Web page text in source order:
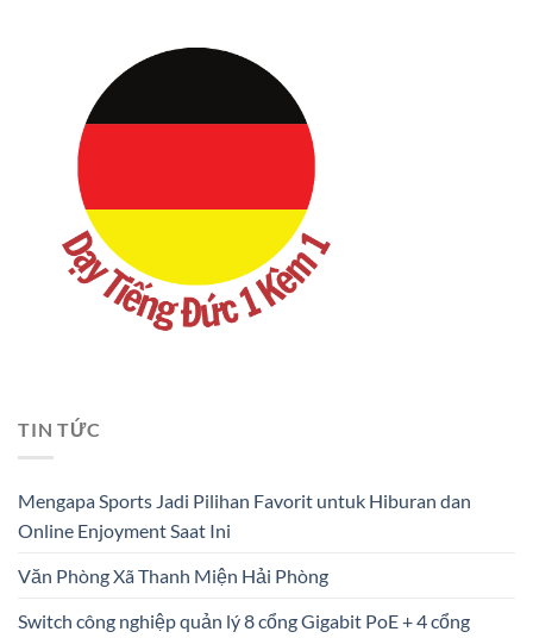
TIN TỨC
Mengapa Sports Jadi Pilihan Favorit untuk Hiburan dan
Online Enjoyment Saat Ini
Văn Phòng Xã Thanh Miện Hải Phòng
Switch công nghiệp quản lý 8 cổng Gigabit PoE + 4 cổng